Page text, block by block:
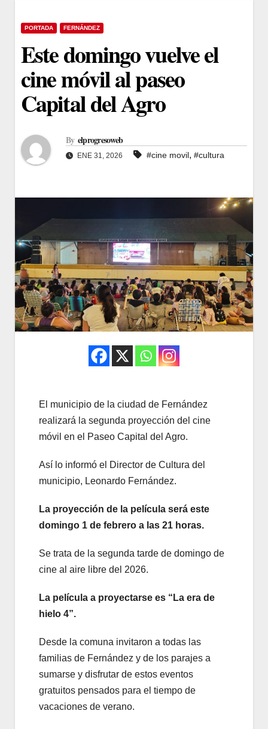
PORTADA FERNÁNDEZ
Este domingo vuelve el
cine móvil al paseo
Capital del Agro
By elprogresoweb
ENE 31, 2026 #cine movil, #cultura
El municipio de la ciudad de Fernández
realizará la segunda proyección del cine
móvil en el Paseo Capital del Agro.
Así lo informó el Director de Cultura del
municipio, Leonardo Fernández.
La proyección de la película será este
domingo 1 de febrero a las 21 horas.
Se trata de la segunda tarde de domingo de
cine al aire libre del 2026.
La película a proyectarse es “La era de
hielo 4”.
Desde la comuna invitaron a todas las
familias de Fernández y de los parajes a
sumarse y disfrutar de estos eventos
gratuitos pensados para el tiempo de
vacaciones de verano.